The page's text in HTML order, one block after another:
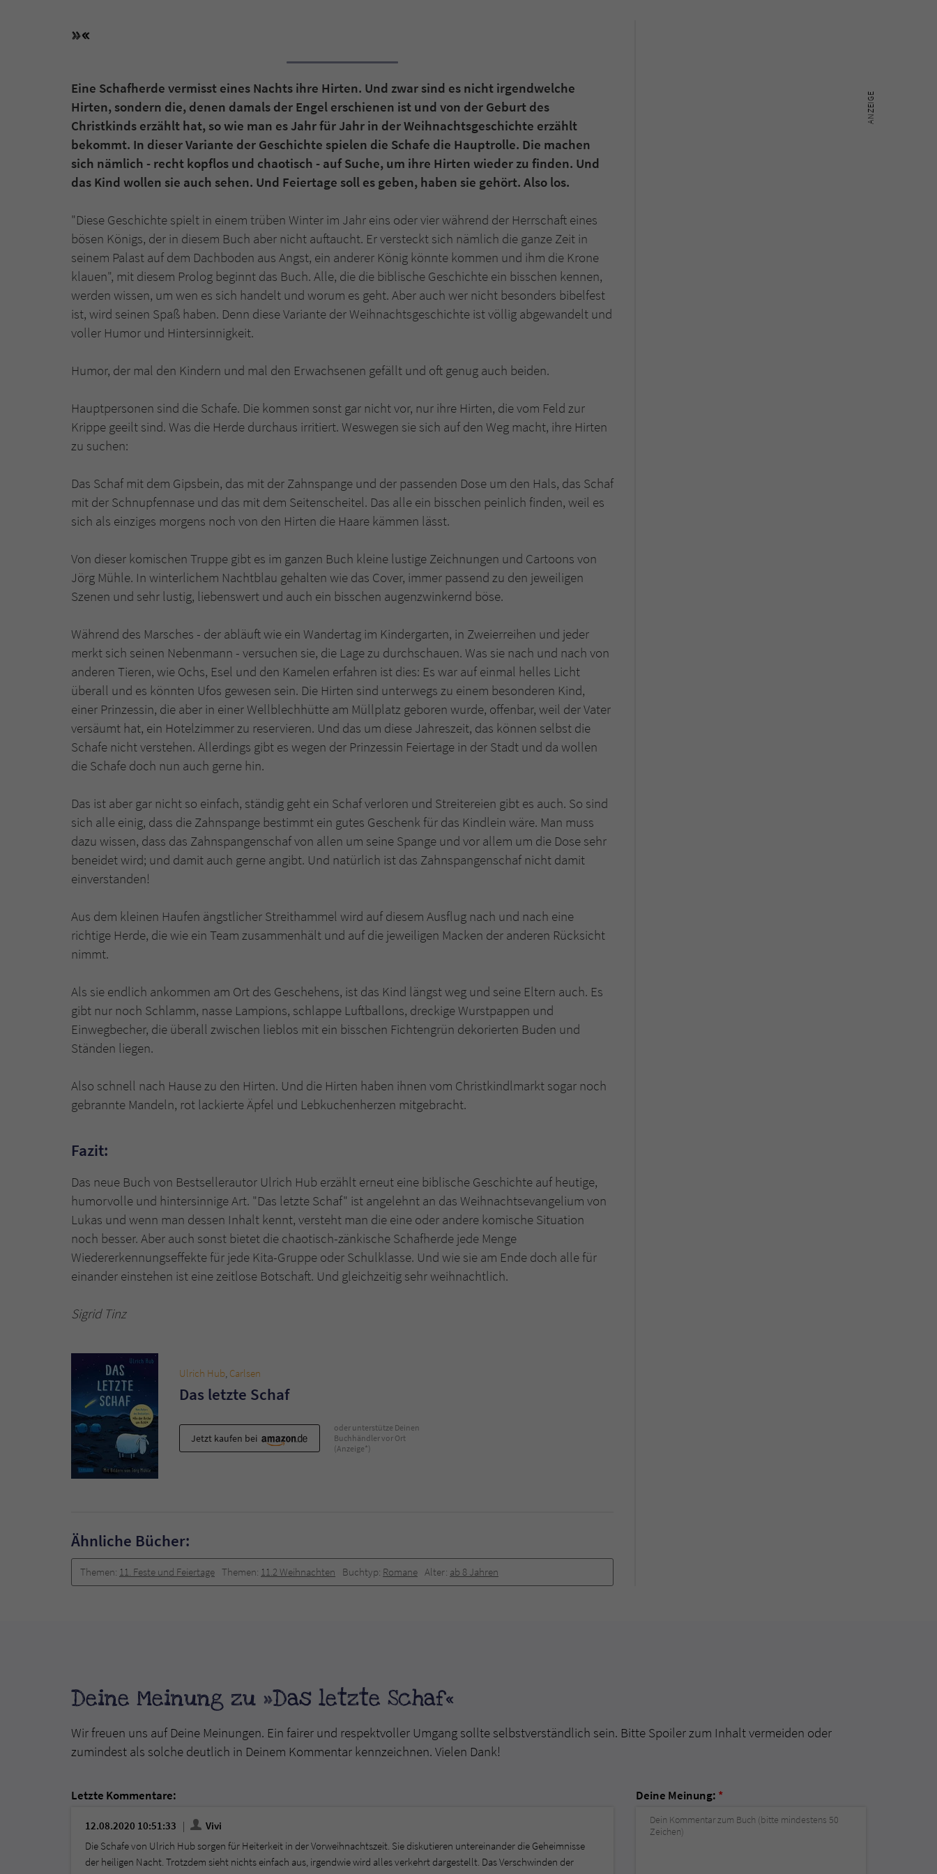
Eine Schafherde vermisst eines Nachts ihre Hirten. Und zwar sind es nicht irgendwelche
Hirten, sondern die, denen damals der Engel erschienen ist und von der Geburt des
Christkinds erzählt hat, so wie man es Jahr für Jahr in der Weihnachtsgeschichte erzählt
bekommt. In dieser Variante der Geschichte spielen die Schafe die Hauptrolle. Die machen
sich nämlich - recht kopflos und chaotisch - auf Suche, um ihre Hirten wieder zu finden. Und
das Kind wollen sie auch sehen. Und Feiertage soll es geben, haben sie gehört. Also los.
"Diese Geschichte spielt in einem trüben Winter im Jahr eins oder vier während der Herrschaft eines
bösen Königs, der in diesem Buch aber nicht auftaucht. Er versteckt sich nämlich die ganze Zeit in
seinem Palast auf dem Dachboden aus Angst, ein anderer König könnte kommen und ihm die Krone
klauen", mit diesem Prolog beginnt das Buch. Alle, die die biblische Geschichte ein bisschen kennen,
werden wissen, um wen es sich handelt und worum es geht. Aber auch wer nicht besonders bibelfest
ist, wird seinen Spaß haben. Denn diese Variante der Weihnachtsgeschichte ist völlig abgewandelt und
voller Humor und Hintersinnigkeit.
Humor, der mal den Kindern und mal den Erwachsenen gefällt und oft genug auch beiden.
Hauptpersonen sind die Schafe. Die kommen sonst gar nicht vor, nur ihre Hirten, die vom Feld zur
Krippe geeilt sind. Was die Herde durchaus irritiert. Weswegen sie sich auf den Weg macht, ihre Hirten
zu suchen:
Das Schaf mit dem Gipsbein, das mit der Zahnspange und der passenden Dose um den Hals, das Schaf
mit der Schnupfennase und das mit dem Seitenscheitel. Das alle ein bisschen peinlich finden, weil es
sich als einziges morgens noch von den Hirten die Haare kämmen lässt.
Von dieser komischen Truppe gibt es im ganzen Buch kleine lustige Zeichnungen und Cartoons von
Jörg Mühle. In winterlichem Nachtblau gehalten wie das Cover, immer passend zu den jeweiligen
Szenen und sehr lustig, liebenswert und auch ein bisschen augenzwinkernd böse.
Während des Marsches - der abläuft wie ein Wandertag im Kindergarten, in Zweierreihen und jeder
merkt sich seinen Nebenmann - versuchen sie, die Lage zu durchschauen. Was sie nach und nach von
anderen Tieren, wie Ochs, Esel und den Kamelen erfahren ist dies: Es war auf einmal helles Licht
überall und es könnten Ufos gewesen sein. Die Hirten sind unterwegs zu einem besonderen Kind,
einer Prinzessin, die aber in einer Wellblechhütte am Müllplatz geboren wurde, offenbar, weil der Vater
versäumt hat, ein Hotelzimmer zu reservieren. Und das um diese Jahreszeit, das können selbst die
Schafe nicht verstehen. Allerdings gibt es wegen der Prinzessin Feiertage in der Stadt und da wollen
die Schafe doch nun auch gerne hin.
Das ist aber gar nicht so einfach, ständig geht ein Schaf verloren und Streitereien gibt es auch. So sind
sich alle einig, dass die Zahnspange bestimmt ein gutes Geschenk für das Kindlein wäre. Man muss
dazu wissen, dass das Zahnspangenschaf von allen um seine Spange und vor allem um die Dose sehr
beneidet wird; und damit auch gerne angibt. Und natürlich ist das Zahnspangenschaf nicht damit
einverstanden!
Aus dem kleinen Haufen ängstlicher Streithammel wird auf diesem Ausflug nach und nach eine
richtige Herde, die wie ein Team zusammenhält und auf die jeweiligen Macken der anderen Rücksicht
nimmt.
Als sie endlich ankommen am Ort des Geschehens, ist das Kind längst weg und seine Eltern auch. Es
gibt nur noch Schlamm, nasse Lampions, schlappe Luftballons, dreckige Wurstpappen und
Einwegbecher, die überall zwischen lieblos mit ein bisschen Fichtengrün dekorierten Buden und
Ständen liegen.
Also schnell nach Hause zu den Hirten. Und die Hirten haben ihnen vom Christkindlmarkt sogar noch
gebrannte Mandeln, rot lackierte Äpfel und Lebkuchenherzen mitgebracht.
Fazit:
Das neue Buch von Bestsellerautor Ulrich Hub erzählt erneut eine biblische Geschichte auf heutige,
humorvolle und hintersinnige Art. "Das letzte Schaf" ist angelehnt an das Weihnachtsevangelium von
Lukas und wenn man dessen Inhalt kennt, versteht man die eine oder andere komische Situation
noch besser. Aber auch sonst bietet die chaotisch-zänkische Schafherde jede Menge
Wiedererkennungseffekte für jede Kita-Gruppe oder Schulklasse. Und wie sie am Ende doch alle für
einander einstehen ist eine zeitlose Botschaft. Und gleichzeitig sehr weihnachtlich.
Sigrid Tinz
Ulrich Hub, Carlsen
Das letzte Schaf
Jetzt kaufen bei
oder unterstütze Deinen
Buchhändler vor Ort
(Anzeige*)
Ähnliche Bücher:
Themen: 11. Feste und Feiertage Themen: 11.2 Weihnachten Buchtyp: Romane Alter: ab 8 Jahren
Deine Meinung zu »Das letzte Schaf«
Wir freuen uns auf Deine Meinungen. Ein fairer und respektvoller Umgang sollte selbstverständlich sein. Bitte Spoiler zum Inhalt vermeiden oder
zumindest als solche deutlich in Deinem Kommentar kennzeichnen. Vielen Dank!
Letzte Kommentare:
12.08.2020 10:51:33
Vivi
Die Schafe von Ulrich Hub sorgen für Heiterkeit in der Vorweihnachtszeit. Sie diskutieren untereinander die Geheimnisse
der heiligen Nacht. Trotzdem sieht nichts einfach aus, irgendwie wird alles verkehrt dargestellt. Das Verschwinden der
Deine Meinung: *
Anbieter
Laufzeit 1 Jahr
Zweck Cookie für Kommentare einzelner Buchtitel
fe_typo_user
Laufzeit Session
Zweck
Dieses Cookie gewährleistet die Kommunikation der
Webseite mit dem Benutzer. Es wird benötigt um z. B.
den Sicherheitscode des Kontaktformulars zu
überprüfen.